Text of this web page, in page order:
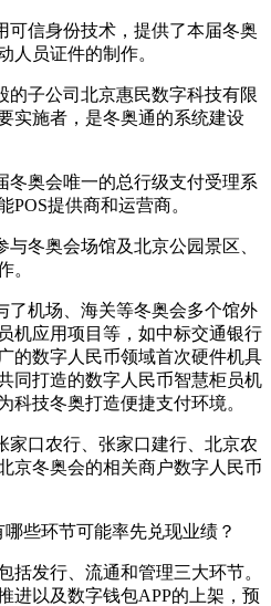
信身份技术，提供了本届冬奥
人员证件的制作。
子公司北京惠民数字科技有限
实施者，是冬奥通的系统建设
奥会唯一的总行级支付受理系
提供商和运营商。
冬奥会场馆及北京公园景区、
。
机场、海关等冬奥会多个馆外
机应用项目等，如中标交通银行
的数字人民币领域首次硬件机具
同打造的数字人民币智慧柜员机
科技冬奥打造便捷支付环境。
口农行、张家口建行、北京农
京冬奥会的相关商户数字人民币
些环节可能率先兑现业绩？
发行、流通和管理三大环节。
进以及数字钱包APP的上架，预